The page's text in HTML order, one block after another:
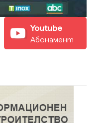
Youtube
Абонамент